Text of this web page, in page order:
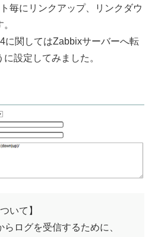
毎にリンクアップ、リンクダウ
に関してはZabbixサーバーへ転
設定してみました。
いて】
ログを受信するために、